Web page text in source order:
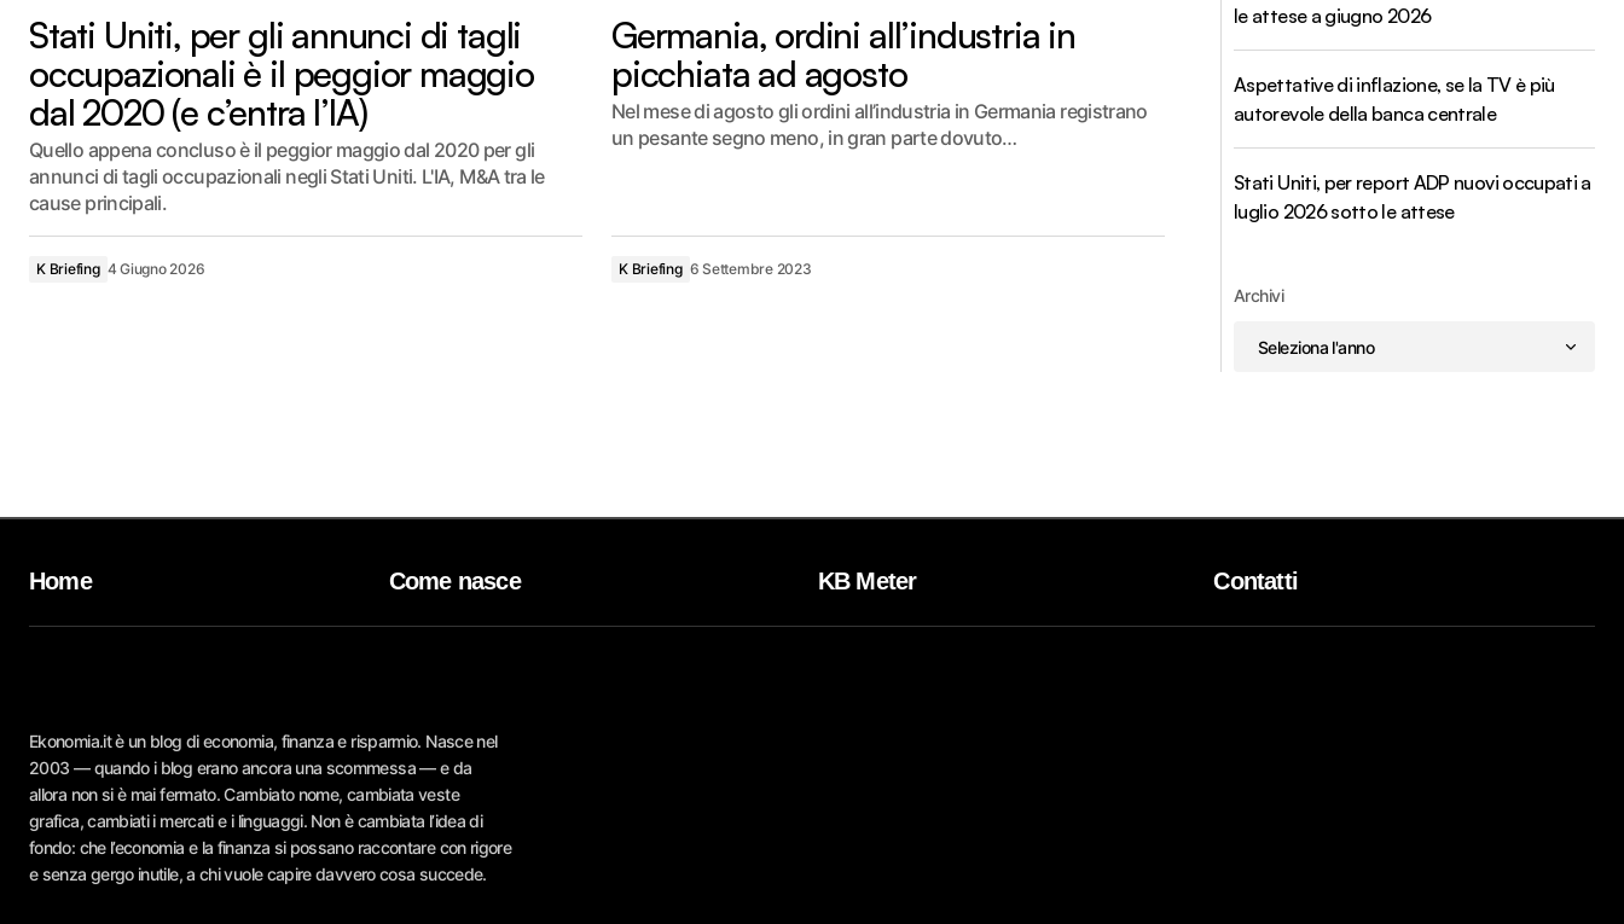
Stati Uniti, per gli annunci di tagli
occupazionali è il peggior maggio
dal 2020 (e c’entra l’IA)
Quello appena concluso è il peggior maggio dal 2020 per gli
annunci di tagli occupazionali negli Stati Uniti. L'IA, M&A tra le
cause principali.
K Briefing 4 Giugno 2026
Germania, ordini all’industria in
picchiata ad agosto
Nel mese di agosto gli ordini all’industria in Germania registrano
un pesante segno meno, in gran parte dovuto…
K Briefing 6 Settembre 2023
le attese a giugno 2026
Aspettative di inflazione, se la TV è più
autorevole della banca centrale
Stati Uniti, per report ADP nuovi occupati a
luglio 2026 sotto le attese
Archivi
Ekonomia.it è un blog di economia, finanza e risparmio. Nasce nel
2003 — quando i blog erano ancora una scommessa — e da
allora non si è mai fermato. Cambiato nome, cambiata veste
grafica, cambiati i mercati e i linguaggi. Non è cambiata l’idea di
fondo: che l’economia e la finanza si possano raccontare con rigore
e senza gergo inutile, a chi vuole capire davvero cosa succede.
Home Come nasce KB Meter Contatti